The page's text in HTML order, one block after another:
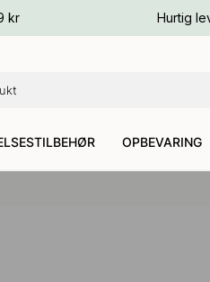
kr Hurtig
OPBEVARING